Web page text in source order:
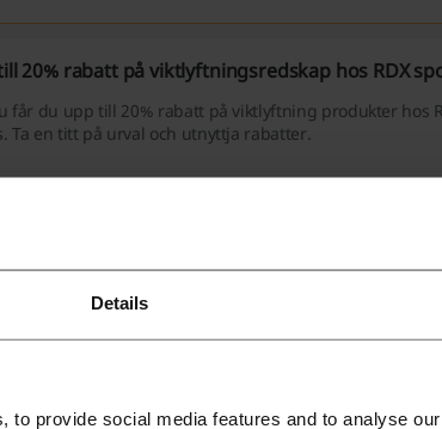
Details
to provide social media features and to analyse
20% rabatt på viktlyftningsredskap hos RDX
får du upp till 20% rabatt på viktlyftning produkter hos
Ta en titt på urval och utnyttja rabatter.
ger dig 15% rabatt på RDX produkter. Koden gäller vid
sek). Koden kan inte användas med andra
ej några rea varor.